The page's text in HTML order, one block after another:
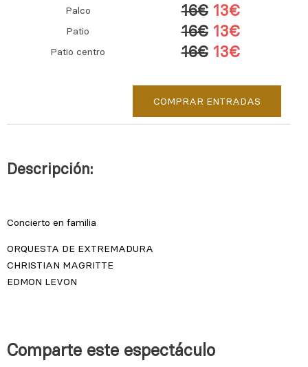
Palco 16€ 13€
Patio 16€ 13€
Patio centro 16€ 13€
COMPRAR ENTRADAS
Descripción:
Comparte este espectáculo